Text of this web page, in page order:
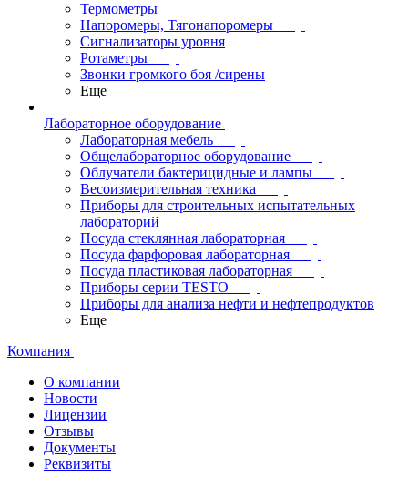
Термометры
Напоромеры, Тягонапоромеры
Сигнализаторы уровня
Ротаметры
Звонки громкого боя /сирены
Еще
Лабораторное оборудование
Лабораторная мебель
Общелабораторное оборудование
Облучатели бактерицидные и лампы
Весоизмерительная техника
Приборы для строительных испытательных
лабораторий
Посуда стеклянная лабораторная
Посуда фарфоровая лабораторная
Посуда пластиковая лабораторная
Приборы серии TESTO
Приборы для анализа нефти и нефтепродуктов
Еще
Компания
О компании
Новости
Лицензии
Отзывы
Документы
Реквизиты